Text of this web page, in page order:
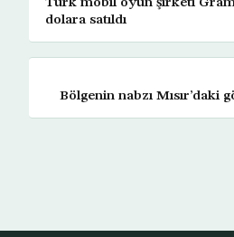
dolara satıldı
Bölgenin nabzı Mısır’daki